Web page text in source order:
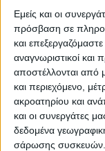
Εμείς και οι
πρόσβαση σε
και
αναγνωριστικοί
αποστέλλονται από
και περιεχόμενο,
ακροατηρίου και
και οι συνεργάτες
δεδομένα
σάρωσης συσκευών.
Πρόγραμμα
1.200 νέοι
το STARTAB:
μέλλον του